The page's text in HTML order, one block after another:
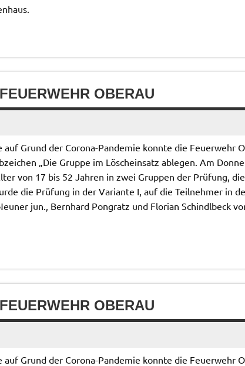
OBERAU
auf Grund der Corona-Pandemie konnte die Feuerwehr
„Die Gruppe im Löscheinsatz ablegen. Am
von 17 bis 52 Jahren in zwei Gruppen der Prüfung,
die Prüfung in der Variante I, auf die Teilnehmer in
jun., Bernhard Pongratz und Florian Schindlbeck
OBERAU
auf Grund der Corona-Pandemie konnte die Feuerwehr